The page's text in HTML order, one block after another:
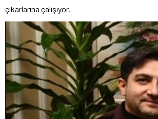
çıkarlarına çalışıyor.